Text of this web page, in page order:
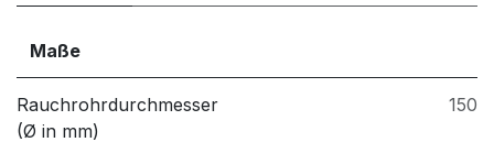
Maße
Rauchrohrdurchmesser
(Ø in mm)
150